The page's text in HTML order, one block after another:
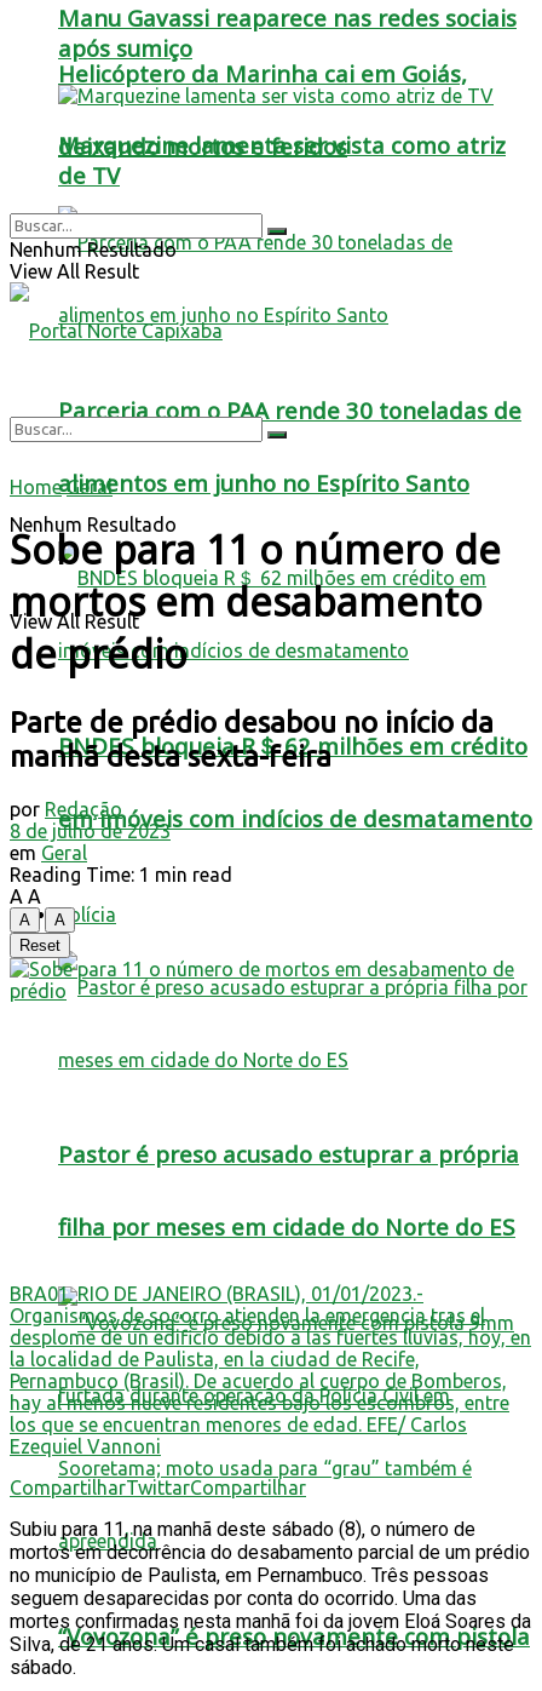
Helicóptero da Marinha cai em Goiás,
deixando mortos e feridos
Parceria com o PAA rende 30 toneladas de
alimentos em junho no Espírito Santo
BNDES bloqueia R＄ 62 milhões em crédito
em imóveis com indícios de desmatamento
Polícia
Pastor é preso acusado estuprar a própria
filha por meses em cidade do Norte do ES
“Vovozona” é preso novamente com pistola
Manu Gavassi reaparece nas redes sociais
após sumiço
Marquezine lamenta ser vista como atriz
de TV
Nenhum Resultado
View All Result
Nenhum Resultado
View All Result
Home Geral
Sobe para 11 o número de
mortos em desabamento
de prédio
Parte de prédio desabou no início da
manhã desta sexta-feira
por Redação
8 de julho de 2023
em Geral
Reading Time: 1 min read
A A
A
A
Reset
BRA01. RIO DE JANEIRO (BRASIL), 01/01/2023.-
Organismos de socorro atienden la emergencia tras el
desplome de un edificio debido a las fuertes lluvias, hoy, en
la localidad de Paulista, en la ciudad de Recife,
Pernambuco (Brasil). De acuerdo al cuerpo de Bomberos,
hay al menos nueve residentes bajo los escombros, entre
los que se encuentran menores de edad. EFE/ Carlos
Ezequiel Vannoni
CompartilharTwittarCompartilhar
Subiu para 11, na manhã deste sábado (8), o número de
mortos em decorrência do desabamento parcial de um prédio
no município de Paulista, em Pernambuco. Três pessoas
seguem desaparecidas por conta do ocorrido. Uma das
mortes confirmadas nesta manhã foi da jovem Eloá Soares da
Silva, de 21 anos. Um casal também foi achado morto neste
sábado.